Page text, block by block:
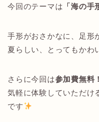
今回のテーマは 「海の手
手形がおさかなに、足形
夏らしい、とってもかわ
さらに今回は参加費無料！
気軽に体験していただけ
です